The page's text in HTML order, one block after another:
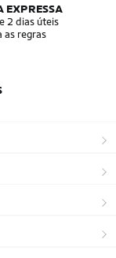
EXPRESSA
2 dias úteis
as regras